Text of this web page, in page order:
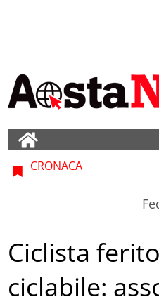
CRONACA
Ciclista
ciclabile: